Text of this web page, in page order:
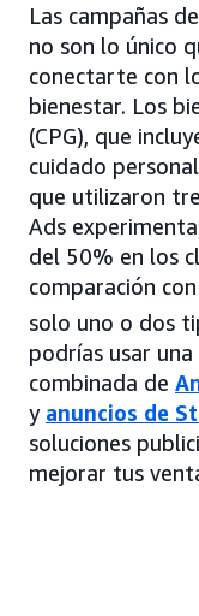
Las campañas
no son lo único
conectarte con
bienestar. Los
(CPG), que
cuidado
que utilizaron
Ads
del 50% en los
comparación
solo uno o dos
podrías usar
combinada de
y anuncios de
soluciones
mejorar tus